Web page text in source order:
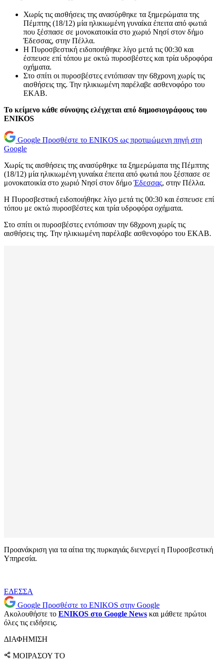
Χωρίς τις αισθήσεις της ανασύρθηκε τα ξημερώματα της
Πέμπτης (18/12) μία ηλικιωμένη γυναίκα έπειτα από φωτιά
που ξέσπασε σε μονοκατοικία στο χωριό Νησί στον δήμο
Έδεσσας, στην Πέλλα.
Η Πυροσβεστική ειδοποιήθηκε λίγο μετά τις 00:30 και
έσπευσε επί τόπου με οκτώ πυροσβέστες και τρία υδροφόρα
οχήματα.
Στο σπίτι οι πυροσβέστες εντόπισαν την 68χρονη χωρίς τις
αισθήσεις της. Την ηλικιωμένη παρέλαβε ασθενοφόρο του
ΕΚΑΒ.
Το κείμενο κάθε σύνοψης ελέγχεται από δημοσιογράφους του
ENIKOS
Google Προσθέστε το ENIKOS ως προτιμώμενη πηγή στη
Google
Χωρίς τις αισθήσεις της ανασύρθηκε τα ξημερώματα της Πέμπτης
(18/12) μία ηλικιωμένη γυναίκα έπειτα από φωτιά που ξέσπασε σε
μονοκατοικία στο χωριό Νησί στον δήμοΈδεσσας, στην Πέλλα.
Η Πυροσβεστική ειδοποιήθηκε λίγο μετά τις 00:30 και έσπευσε επί
τόπου με οκτώ πυροσβέστες και τρία υδροφόρα οχήματα.
Στο σπίτι οι πυροσβέστες εντόπισαν την 68χρονη χωρίς τις
αισθήσεις της. Την ηλικιωμένη παρέλαβε ασθενοφόρο του ΕΚΑΒ.
Προανάκριση για τα αίτια της πυρκαγιάς διενεργεί η Πυροσβεστική
Υπηρεσία.
ΕΔΕΣΣΑ
Google Προσθέστε το ENIKOS στην Google
Ακολουθήστε το ENIKOS στο Google News και μάθετε πρώτοι
όλες τις ειδήσεις.
ΔΙΑΦΗΜΙΣΗ
ΜΟΙΡΑΣΟΥ ΤΟ